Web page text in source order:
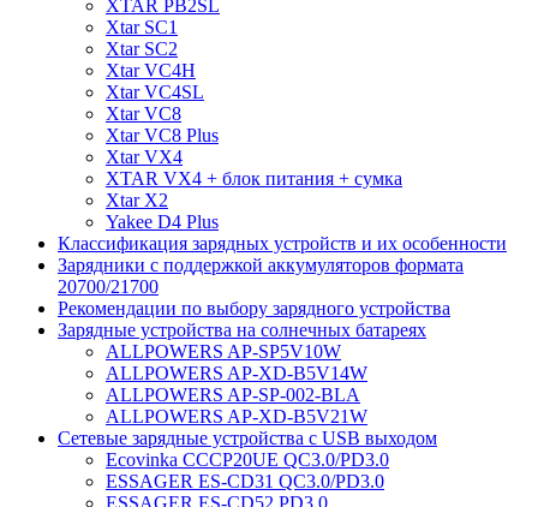
XTAR PB2SL
Xtar SC1
Xtar SC2
Xtar VC4H
Xtar VC4SL
Xtar VC8
Xtar VC8 Plus
Xtar VX4
XTAR VX4 + блок питания + сумка
Xtar X2
Yakee D4 Plus
Классификация зарядных устройств и их особенности
Зарядники с поддержкой аккумуляторов формата
20700/21700
Рекомендации по выбору зарядного устройства
Зарядные устройства на солнечных батареях
ALLPOWERS AP-SP5V10W
ALLPOWERS AP-XD-B5V14W
ALLPOWERS AP-SP-002-BLA
ALLPOWERS AP-XD-B5V21W
Сетевые зарядные устройства с USB выходом
Ecovinka CCCP20UE QC3.0/PD3.0
ESSAGER ES-CD31 QC3.0/PD3.0
ESSAGER ES-CD52 PD3.0